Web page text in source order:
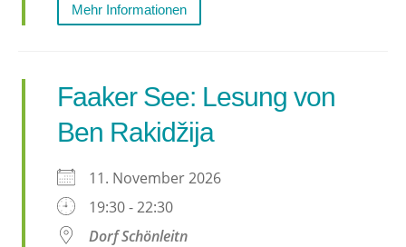
Mehr Informationen
Faaker See: Lesung von
Ben Rakidžija
11. November 2026
19:30 - 22:30
Dorf Schönleitn